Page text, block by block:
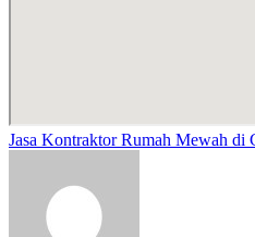
Jasa Kontraktor Rumah Mewah di